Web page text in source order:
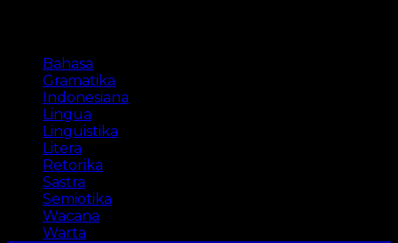
Bahasa
Gramatika
Indonesiana
Lingua
Linguistika
Litera
Retorika
Sastra
Semiotika
Wacana
Warta